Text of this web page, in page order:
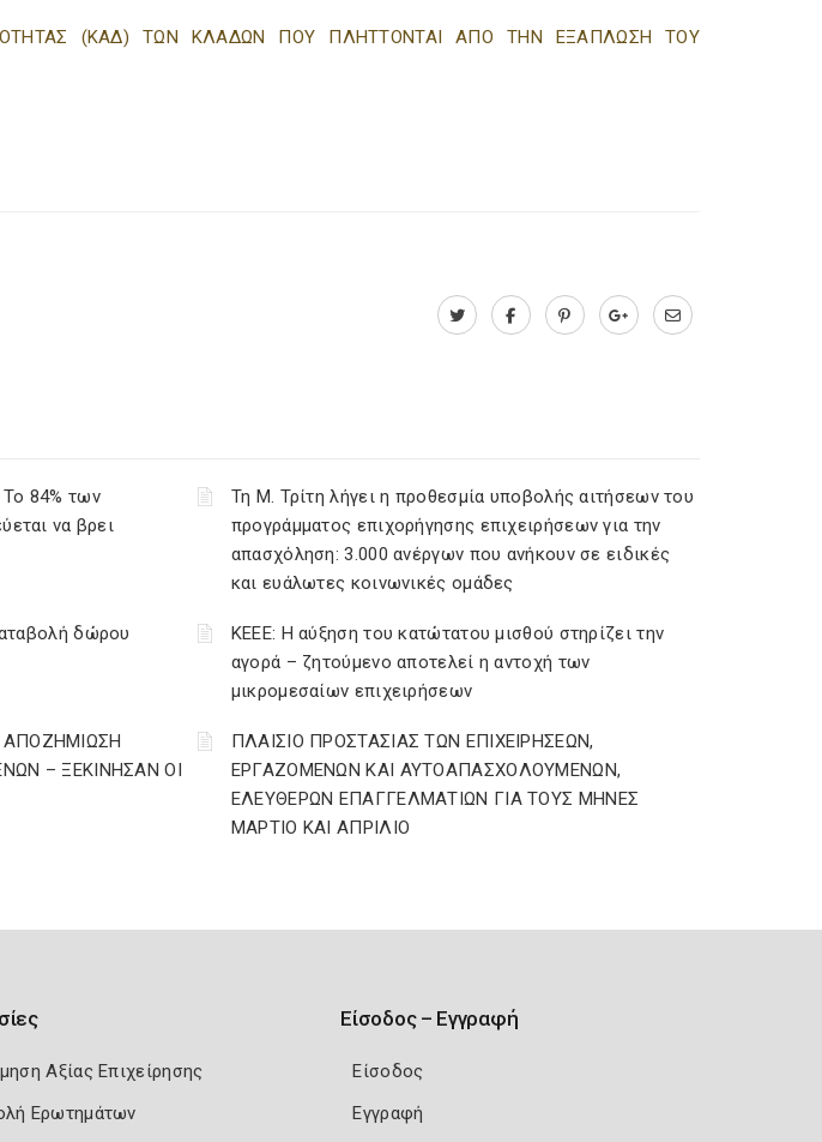
(ΚΑΔ) ΤΩΝ ΚΛΑΔΩΝ ΠΟΥ ΠΛΗΤΤΟΝΤΑΙ ΑΠΟ ΤΗΝ ΕΞΑΠΛΩΣΗ ΤΟΥ
84% των
να βρει
Τη Μ. Τρίτη λήγει η προθεσμία υποβολής αιτήσεων του
προγράμματος επιχορήγησης επιχειρήσεων για την
απασχόληση: 3.000 ανέργων που ανήκουν σε ειδικές
και ευάλωτες κοινωνικές ομάδες
δώρου
ΚΕΕΕ: Η αύξηση του κατώτατου μισθού στηρίζει την
αγορά – ζητούμενο αποτελεί η αντοχή των
μικρομεσαίων επιχειρήσεων
– ΞΕΚΙΝΗΣΑΝ ΟΙ
ΠΛΑΙΣΙΟ ΠΡΟΣΤΑΣΙΑΣ ΤΩΝ ΕΠΙΧΕΙΡΗΣΕΩΝ,
ΕΡΓΑΖΟΜΕΝΩΝ ΚΑΙ ΑΥΤΟΑΠΑΣΧΟΛΟΥΜΕΝΩΝ,
ΕΛΕΥΘΕΡΩΝ ΕΠΑΓΓΕΛΜΑΤΙΩΝ ΓΙΑ ΤΟΥΣ ΜΗΝΕΣ
ΜΑΡΤΙΟ ΚΑΙ ΑΠΡΙΛΙΟ
Αξίας Επιχείρησης
Ερωτημάτων
Είσοδος – Εγγραφή
Είσοδος
Εγγραφή